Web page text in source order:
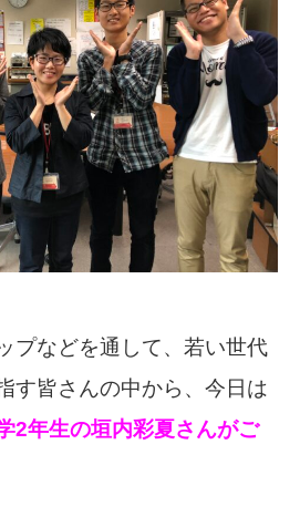
プなどを通して、若い世代
す皆さんの中から、 今日は
2年生の垣内彩夏さんがご